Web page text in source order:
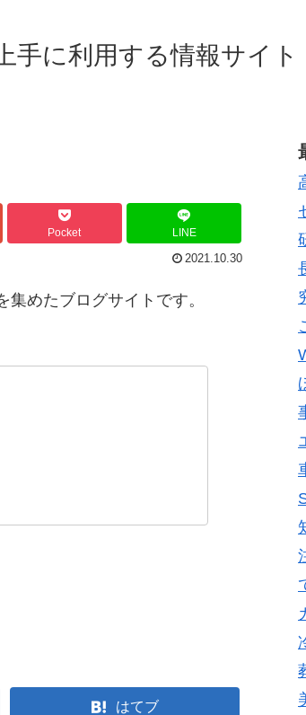
手に利用する情報サイト
Pocket LINE
2021.10.30
めたブログサイトです。
はてブ